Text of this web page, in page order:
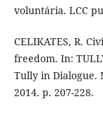
voluntária. LCC
CELIKATES, R.
freedom. In:
Tully in Dialogue.
2014. p. 207-228.